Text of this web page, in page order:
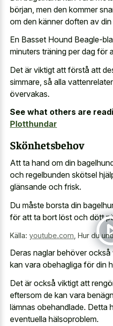
början, men den kommer
om den känner doften av
En Basset Hound Beagle-
minuters träning per dag för
Det är viktigt att förstå att
simmare, så alla
övervakas.
See what others are
Plotthundar
Skönhetsbehov
Att ta hand om din
och regelbunden skötsel
glänsande och frisk.
Du måste borsta din
för att ta bort löst och dött
Källa: youtube.com Hur du
Deras naglar behöver
kan vara obehagliga för din
Det är också viktigt att
eftersom de kan vara
lämnas obehandlade. Detta
eventuella hälsoproblem.